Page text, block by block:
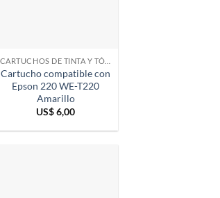
Cartucho compatible con
Epson 220 WE-T220
Amarillo
US$6,00